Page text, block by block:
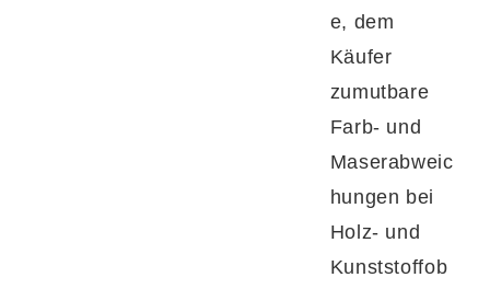
e, dem
Käufer
zumutbare
Farb- und
Maserabweic
hungen bei
Holz- und
Kunststoffob